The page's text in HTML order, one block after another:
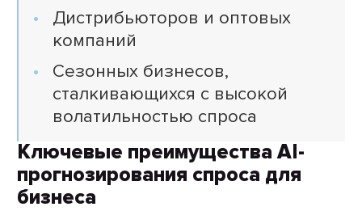
Дистрибьюторов и оптовых
компаний
Сезонных бизнесов,
сталкивающихся с высокой
волатильностью спроса
Ключевые преимущества AI-
прогнозирования спроса для
бизнеса